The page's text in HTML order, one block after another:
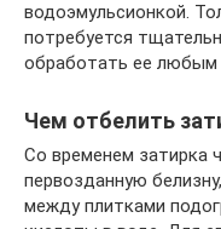
водоэмульсионкой.
потребуется
обработать ее любым
Чем отбелить
Со временем затирка
первозданную
между плитками